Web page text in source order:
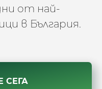
от най-
в България.
СЕГА